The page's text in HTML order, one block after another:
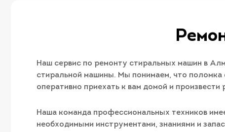
Наш сервис по ремонту стиральных машин в
стиральной машины. Мы понимаем, что
оперативно приехать к вам домой и произвести
Наша команда профессиональных техников
необходимыми инструментами, знаниями и